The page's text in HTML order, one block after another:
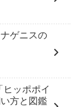
ゲニスの
ッポポイ
方と図鑑